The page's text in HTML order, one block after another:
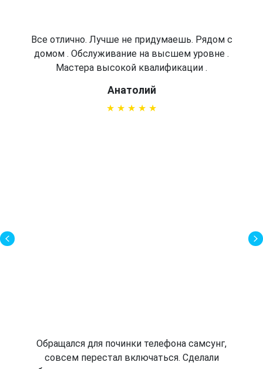
Все отлично. Лучше не придумаешь. Рядом с
домом . Обслуживание на высшем уровне .
Мастера высокой квалификации .
Анатолий
Обращался для починки телефона самсунг,
совсем перестал включаться. Сделали